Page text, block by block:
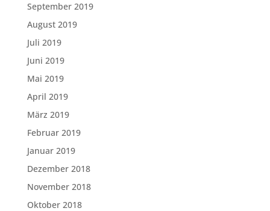
September 2019
August 2019
Juli 2019
Juni 2019
Mai 2019
April 2019
März 2019
Februar 2019
Januar 2019
Dezember 2018
November 2018
Oktober 2018